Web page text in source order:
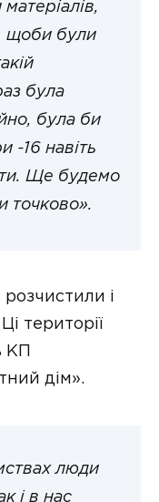
матеріалів,
щоби були
була
була би
-16 навіть
Ще будемо
точково».
і
території
КП
дім».
люди
і в нас